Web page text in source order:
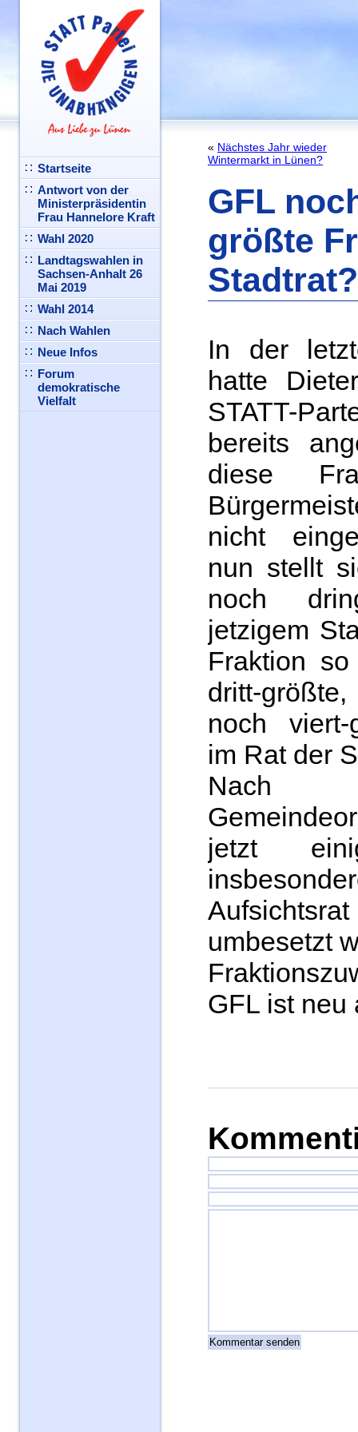
Startseite
Antwort von der
Ministerpräsidentin
Frau Hannelore Kraft
Wahl 2020
Landtagswahlen in
Sachsen-Anhalt 26
Mai 2019
Wahl 2014
Nach Wahlen
Neue Infos
Forum
demokratische
Vielfalt
« Nächstes Jahr wieder
Wintermarkt in Lünen?
GFL
größte
Stadtrat?
In der
hatte
STATT-
bereits
diese
nicht
nun stellt
noch
jetzigem
Fraktion
dritt-
noch viert-
im Rat der
jetzt
umbesetzt
GFL ist neu